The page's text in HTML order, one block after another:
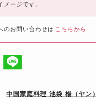
メージです。
のお問い合わせは こちらから
中国家庭料理 池袋 楊（ヤン）